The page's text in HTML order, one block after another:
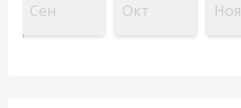
Сен Окт Ноя